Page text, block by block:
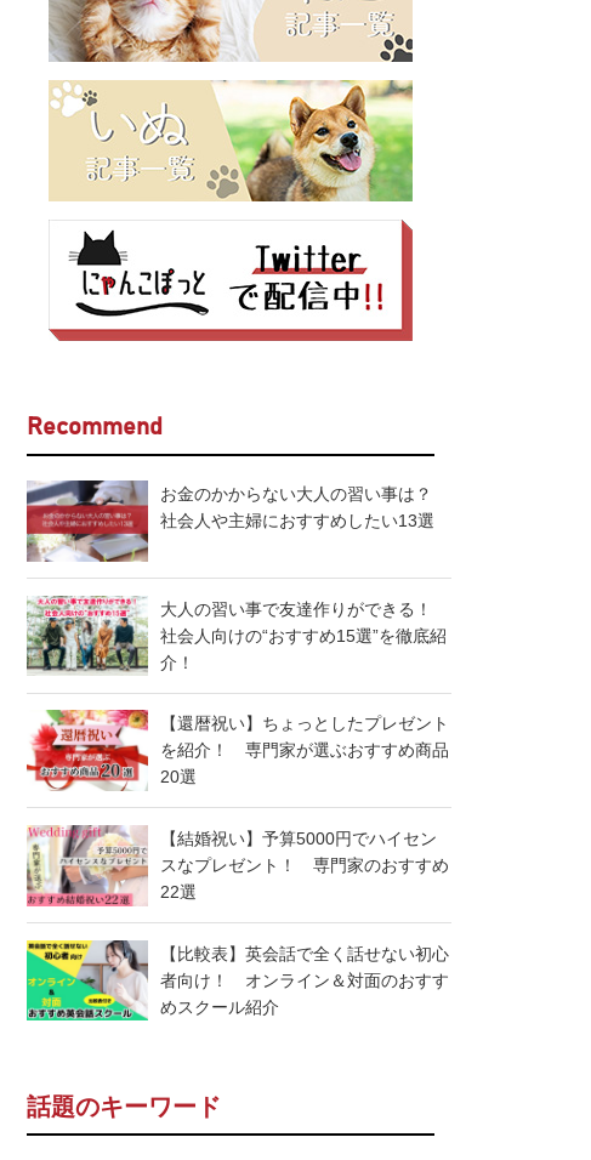
Recommend
お金のかからない大人の習い事は？
社会人や主婦におすすめしたい13選
大人の習い事で友達作りができる！
社会人向けの“おすすめ15選”を徹底紹
介！
【還暦祝い】ちょっとしたプレゼント
を紹介！ 専門家が選ぶおすすめ商品
20選
【結婚祝い】予算5000円でハイセン
スなプレゼント！ 専門家のおすすめ
22選
【比較表】英会話で全く話せない初心
者向け！ オンライン＆対面のおすす
めスクール紹介
話題のキーワード